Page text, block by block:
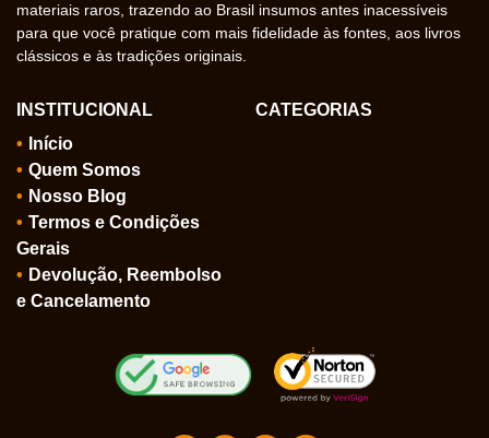
materiais raros, trazendo ao Brasil insumos antes inacessíveis
para que você pratique com mais fidelidade às fontes, aos livros
clássicos e às tradições originais.
INSTITUCIONAL
Início
Quem Somos
Nosso Blog
Termos e Condições
Gerais
Devolução, Reembolso
e Cancelamento
CATEGORIAS